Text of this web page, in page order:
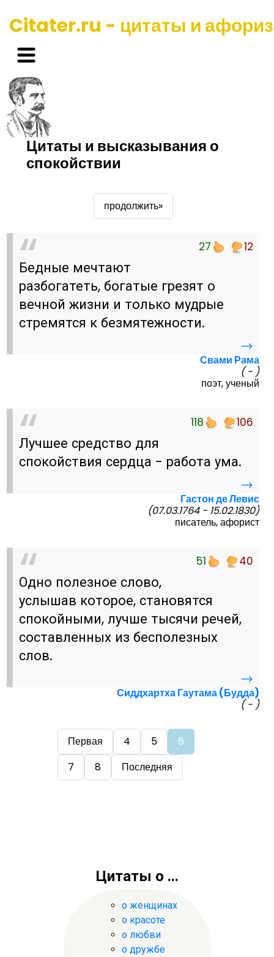
Citater.ru - цитаты и
Цитаты и высказывания о
спокойствии
продолжить»
27 12
Бедные мечтают
разбогатеть, богатые грезят о
вечной жизни и только мудрые
стремятся к безмятежности.
→
Свами Рама
( - )
поэт, ученый
118 106
Лучшее средство для
спокойствия сердца - работа ума.
→
Гастон де Левис
(07.03.1764 - 15.02.1830)
писатель, афорист
51 40
Одно полезное слово,
услышав которое, становятся
спокойными, лучше тысячи речей,
составленных из бесполезных
слов.
→
Сиддхартха Гаутама (Будда)
( - )
Первая 4 5
6
7
8 Последняя
Цитаты о ...
о женщинах
о красоте
о любви
о дружбе